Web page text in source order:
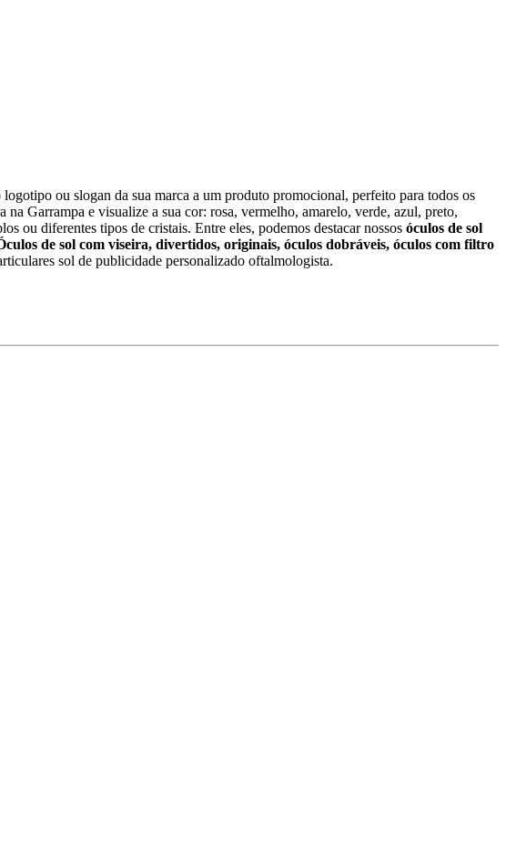
ou slogan da sua marca a um produto promocional, perfeito para todos os
na Garrampa e visualize a sua cor: rosa, vermelho, amarelo, verde, azul, preto,
ou diferentes tipos de cristais. Entre eles, podemos destacar nossos óculos de sol
de sol com viseira, divertidos, originais, óculos dobráveis, óculos com filtro
sol de publicidade personalizado oftalmologista.